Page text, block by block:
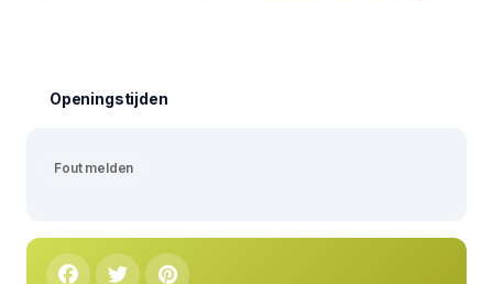
Openingstijden
Fout melden